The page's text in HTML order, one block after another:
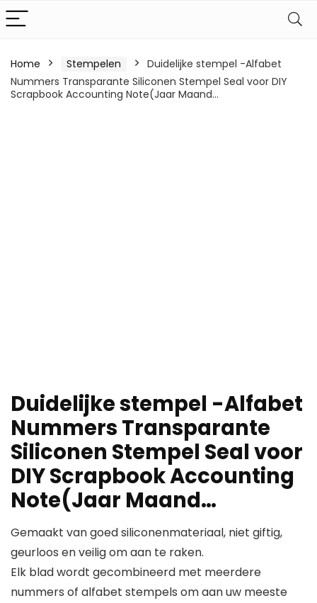
Home Stempelen
Duidelijke stempel -Alfabet
Nummers Transparante Siliconen Stempel Seal voor DIY
Scrapbook Accounting Note(Jaar Maand…
Duidelijke stempel -Alfabet
Nummers Transparante
Siliconen Stempel Seal voor
DIY Scrapbook Accounting
Note(Jaar Maand…
Gemaakt van goed siliconenmateriaal, niet giftig,
geurloos en veilig om aan te raken.
Elk blad wordt gecombineerd met meerdere
nummers of alfabet stempels om aan uw meeste